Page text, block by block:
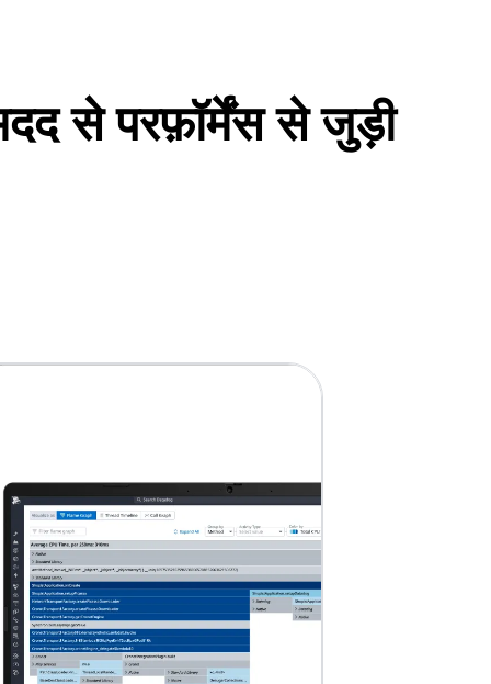
परफ़ॉर्मेंस से जुड़ी